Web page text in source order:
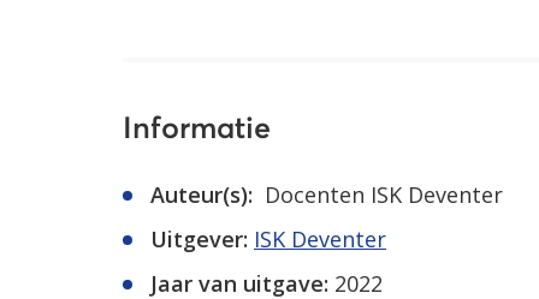
Informatie
Auteur(s): Docenten ISK Deventer
Uitgever: ISK Deventer
Jaar van uitgave: 2022